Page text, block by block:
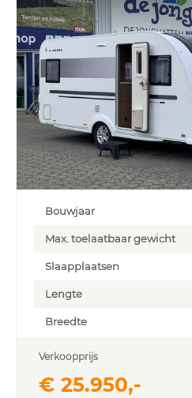
Bouwjaar
Max. toelaatbaar gewicht
Slaapplaatsen
Lengte
Breedte
Verkoopprijs
€ 25.950,-